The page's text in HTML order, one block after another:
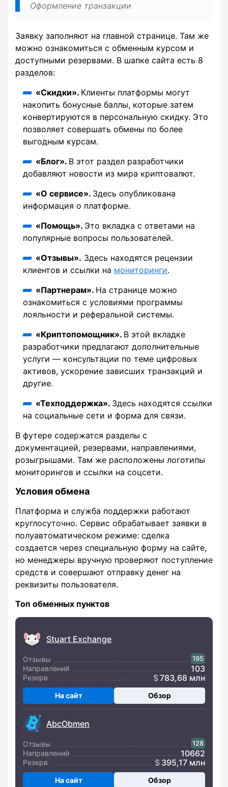
Оформление транзакции
Заявку заполняют на главной странице. Там же
можно ознакомиться с обменным курсом и
доступными резервами. В шапке сайта есть 8
разделов:
«Скидки». Клиенты платформы могут
накопить бонусные баллы, которые затем
конвертируются в персональную скидку. Это
позволяет совершать обмены по более
выгодным курсам.
«Блог». В этот раздел разработчики
добавляют новости из мира криптовалют.
«О сервисе». Здесь опубликована
информация о платформе.
«Помощь». Это вкладка с ответами на
популярные вопросы пользователей.
«Отзывы». Здесь находятся рецензии
клиентов и ссылки на мониторинги.
«Партнерам». На странице можно
ознакомиться с условиями программы
лояльности и реферальной системы.
«Криптопомощник». В этой вкладке
разработчики предлагают дополнительные
услуги — консультации по теме цифровых
активов, ускорение зависших транзакций и
другие.
«Техподдержка». Здесь находятся ссылки
на социальные сети и форма для связи.
В футере содержатся разделы с
документацией, резервами, направлениями,
розыгрышами. Там же расположены логотипы
мониторингов и ссылки на соцсети.
Условия обмена
Платформа и служба поддержки работают
круглосуточно. Сервис обрабатывает заявки в
полуавтоматическом режиме: сделка
создается через специальную форму на сайте,
но менеджеры вручную проверяют поступление
средств и совершают отправку денег на
реквизиты пользователя.
Топ обменных пунктов
Stuart Exchange
Отзывы 195
Направлений 103
Резерв 783,68 млн
На сайт Обзор
AbcObmen
Отзывы 128
Направлений 10662
Резерв 395,17 млн
На сайт Обзор